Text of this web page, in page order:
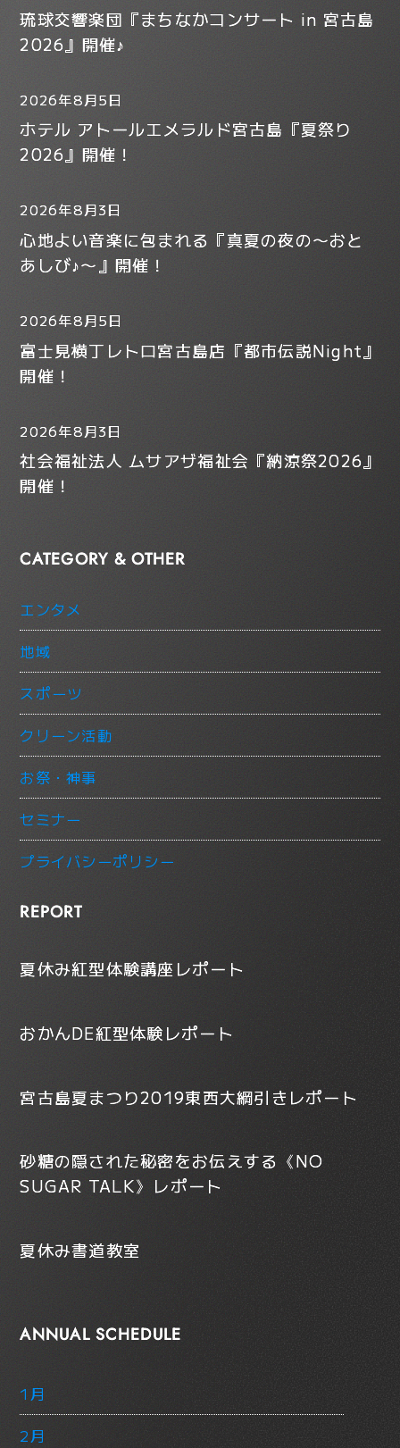
琉球交響楽団『まちなかコンサート in 宮古島
2026』開催♪
2026年8月5日
ホテル アトールエメラルド宮古島『夏祭り
2026』開催！
2026年8月3日
心地よい音楽に包まれる『真夏の夜の〜おと
あしび♪〜』開催！
2026年8月5日
富士見横丁レトロ宮古島店『都市伝説Night』
開催！
2026年8月3日
社会福祉法人 ムサアザ福祉会『納涼祭2026』
開催！
CATEGORY & OTHER
エンタメ
地域
スポーツ
クリーン活動
お祭・神事
セミナー
プライバシーポリシー
REPORT
夏休み紅型体験講座レポート
おかんDE紅型体験レポート
宮古島夏まつり2019東西大綱引きレポート
砂糖の隠された秘密をお伝えする《NO
SUGAR TALK》レポート
夏休み書道教室
ANNUAL SCHEDULE
1月
2月